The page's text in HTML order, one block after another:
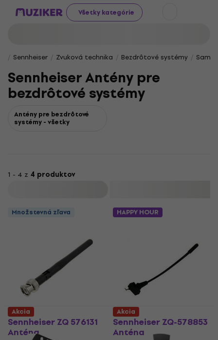
Všetky kategórie
Sennheiser Zvuková technika Bezdrôtové systémy
Sennheiser Antény pre
bezdrôtové systémy
Antény pre bezdrôtové
systémy - všetky
1 - 4 z 4 produktov
Množstevná zľava
Sennheiser ZQ 576131
Anténa
HAPPY HOUR
Sennheiser ZQ-578853
Anténa
Akcia Akcia